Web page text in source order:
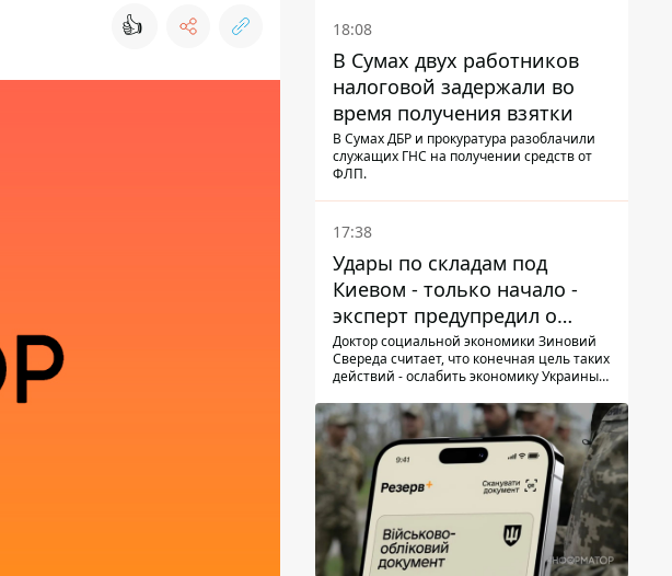
👍 18:08
В Сумах двух работников
налоговой задержали во
время получения взятки
В Сумах ДБР и прокуратура разоблачили
служащих ГНС на получении средств от
ФЛП.
17:38
Удары по складам под
Киевом - только начало -
эксперт предупредил о
новой угрозе
Доктор социальной экономики Зиновий
Свереда считает, что конечная цель таких
действий - ослабить экономику Украины и
регионы